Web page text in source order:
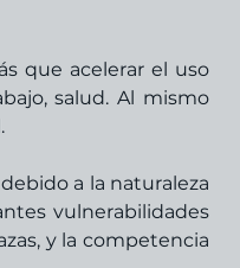
que acelerar el uso
salud. Al mismo
a la naturaleza
vulnerabilidades
y la competencia